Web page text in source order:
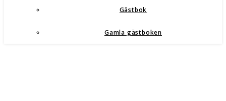
Gästbok
Gamla gästboken